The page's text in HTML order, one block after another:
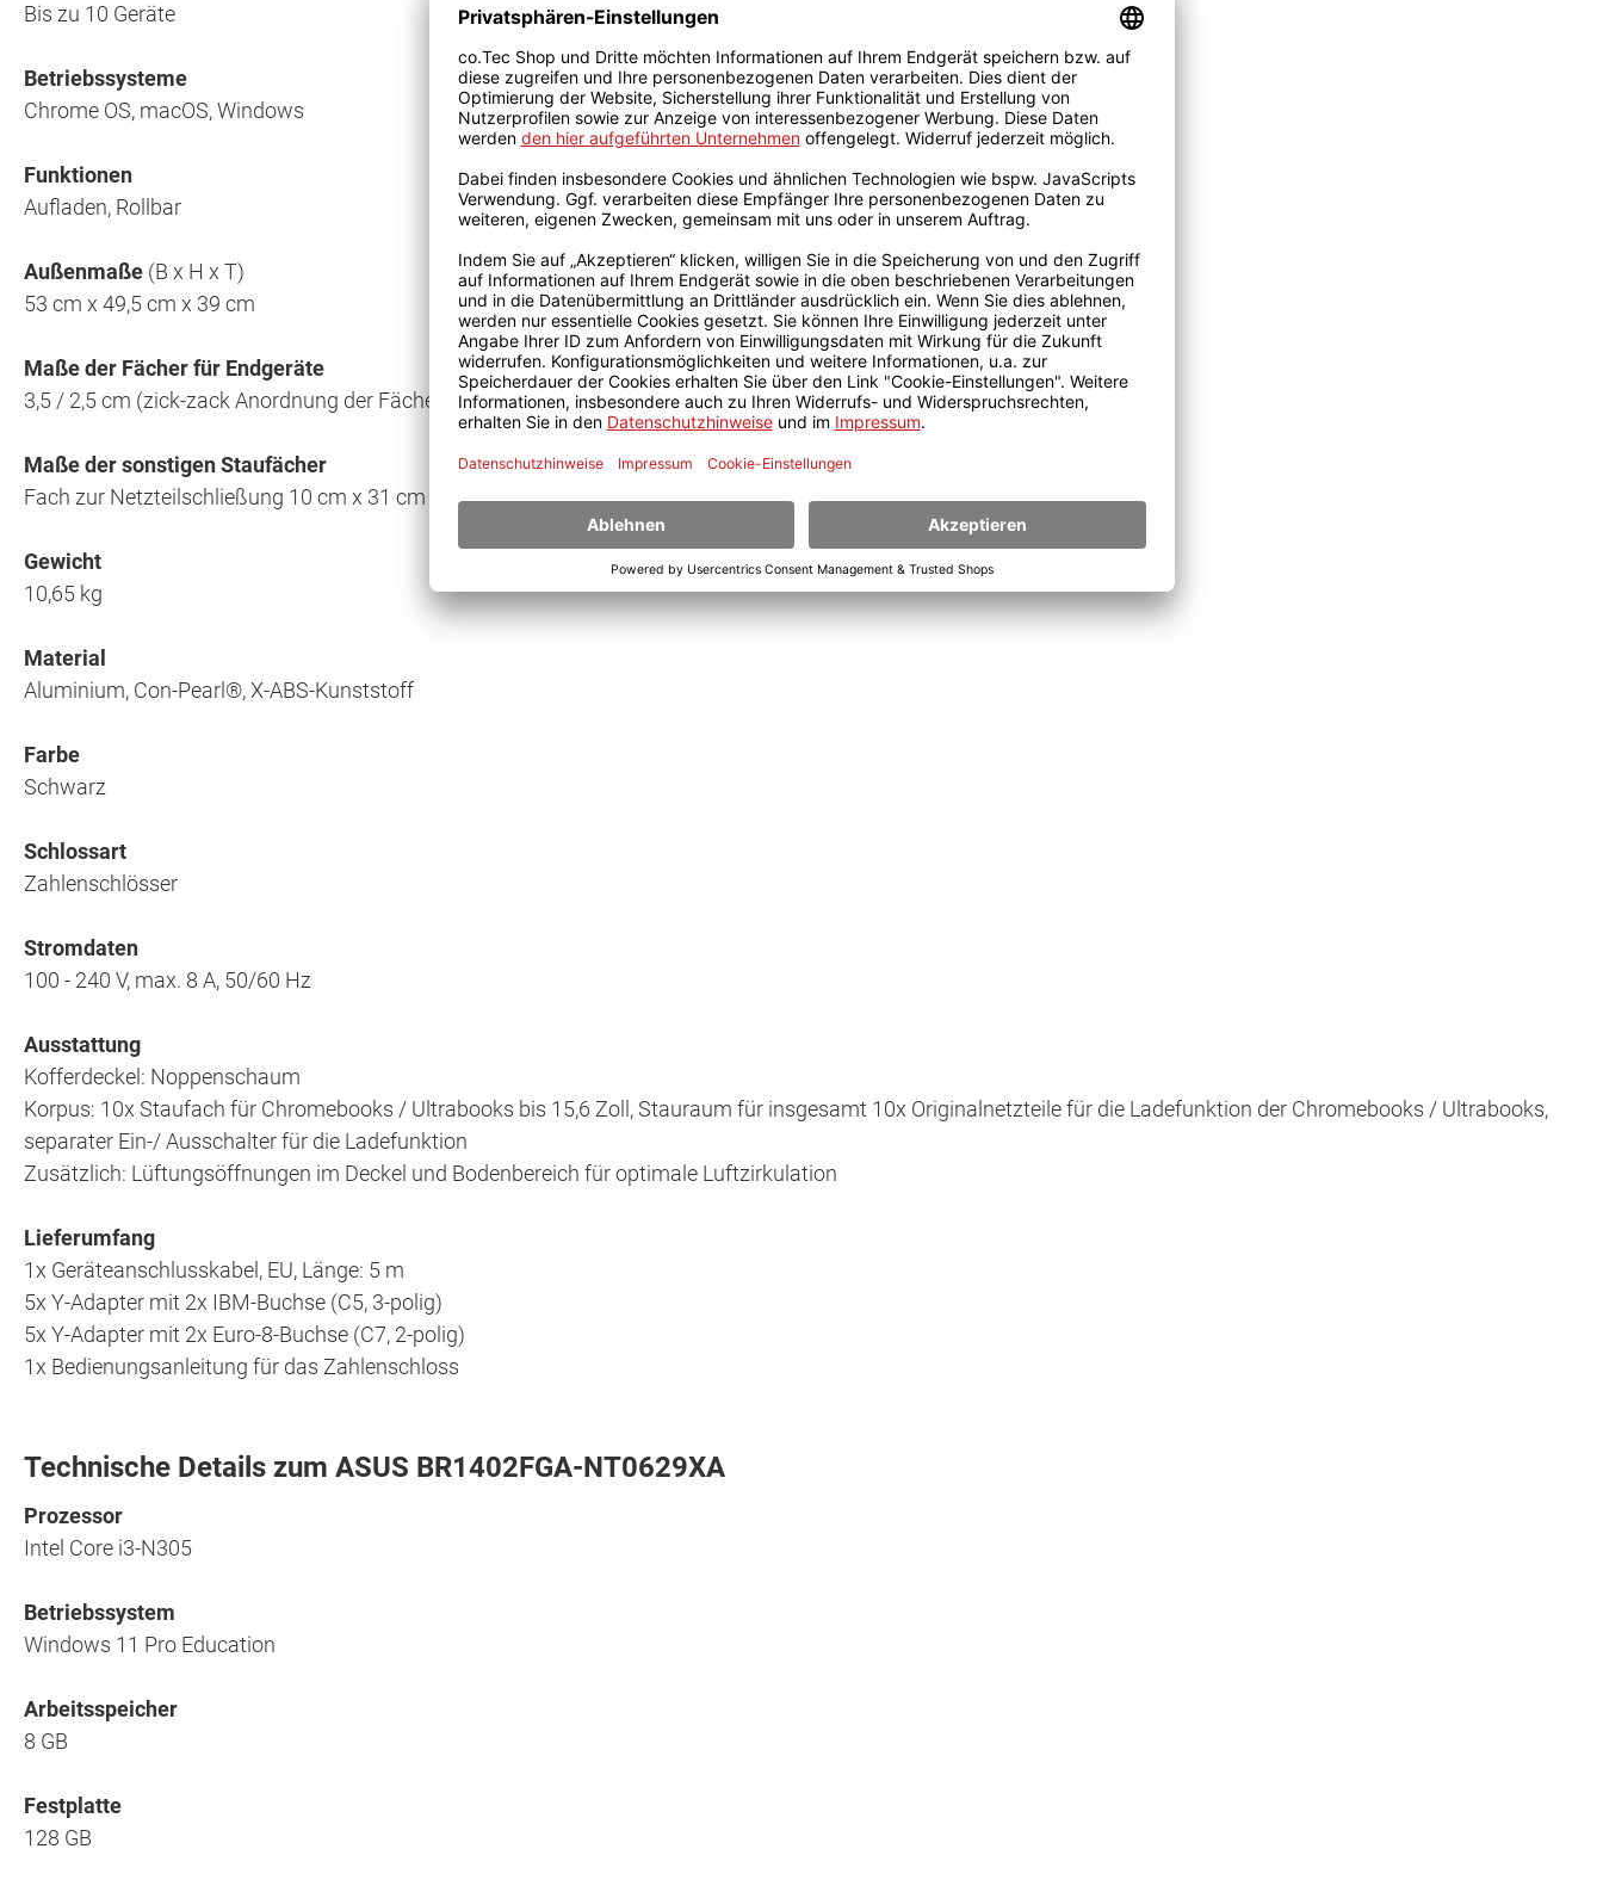
Bis zu 10 Geräte
Betriebssysteme
Chrome OS, macOS, Windows
Funktionen
Aufladen, Rollbar
Außenmaße (B x H x T)
53 cm x 49,5 cm x 39 cm
Maße der Fächer für Endgeräte
3,5 / 2,5 cm (zick-zack Anordnung der Fächer) x 25,5 cm x 32,5 cm
Maße der sonstigen Staufächer
Fach zur Netzteilschließung 10 cm x 31 cm x 20 cm
Gewicht
10,65 kg
Material
Aluminium, Con-Pearl®, X-ABS-Kunststoff
Farbe
Schwarz
Schlossart
Zahlenschlösser
Stromdaten
100 - 240 V, max. 8 A, 50/60 Hz
Ausstattung
Kofferdeckel: Noppenschaum
Korpus: 10x Staufach für Chromebooks / Ultrabooks bis 15,6 Zoll, Stauraum für insgesamt 10x Originalnetzteile für die Ladefunktion der Chromebooks / Ultrabooks,
separater Ein-/ Ausschalter für die Ladefunktion
Zusätzlich: Lüftungsöffnungen im Deckel und Bodenbereich für optimale Luftzirkulation
Lieferumfang
1x Geräteanschlusskabel, EU, Länge: 5 m
5x Y-Adapter mit 2x IBM-Buchse (C5, 3-polig)
5x Y-Adapter mit 2x Euro-8-Buchse (C7, 2-polig)
1x Bedienungsanleitung für das Zahlenschloss
Technische Details zum ASUS BR1402FGA-NT0629XA
Prozessor
Intel Core i3-N305
Betriebssystem
Windows 11 Pro Education
Arbeitsspeicher
8 GB
Festplatte
128 GB